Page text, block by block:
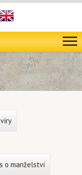
o manželství